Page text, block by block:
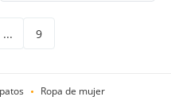
... 9
Ropa de mujer